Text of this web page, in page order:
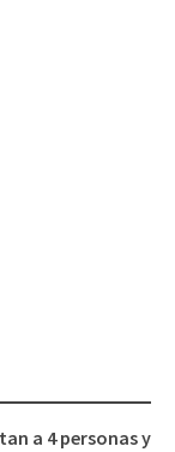
a 4 personas y